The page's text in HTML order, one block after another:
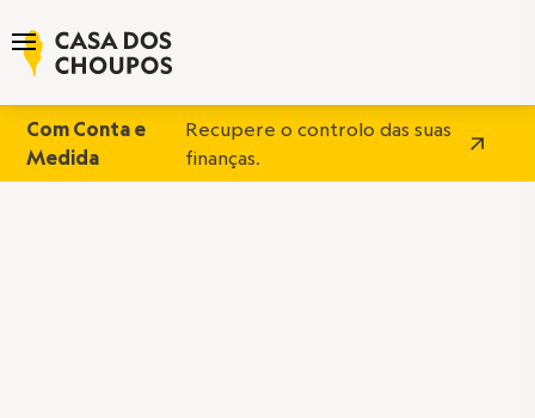
Com Conta e
Medida
Recupere o controlo das suas
finanças.